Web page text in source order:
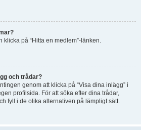
klicka på “Hitta en medlem”-länken.
och trådar?
genom att klicka på “Visa dina inlägg” i
profilsida. För att söka efter dina trådar,
fyll i de olika alternativen på lämpligt sätt.